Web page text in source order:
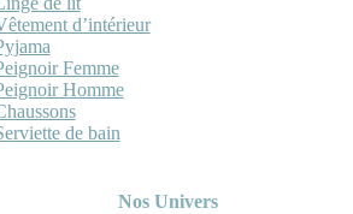
d’intérieur
Femme
Homme
de bain
Nos Univers